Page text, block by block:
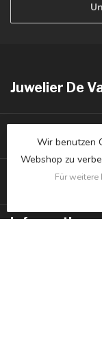
Juwelier De
Galerie De
Informatie
Wir benutzen
Webshop zu
Für weitere